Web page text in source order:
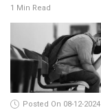
1 Min Read
Posted On 08-12-2024